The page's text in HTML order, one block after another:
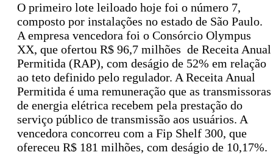
O primeiro lote leiloado hoje foi o número 7,
composto por instalações no estado de São Paulo.
A empresa vencedora foi o Consórcio Olympus
XX, que ofertou R$ 96,7 milhões de Receita Anual
Permitida (RAP), com deságio de 52% em relação
ao teto definido pelo regulador. A Receita Anual
Permitida é uma remuneração que as transmissoras
de energia elétrica recebem pela prestação do
serviço público de transmissão aos usuários. A
vencedora concorreu com a Fip Shelf 300, que
ofereceu R$ 181 milhões, com deságio de 10,17%.